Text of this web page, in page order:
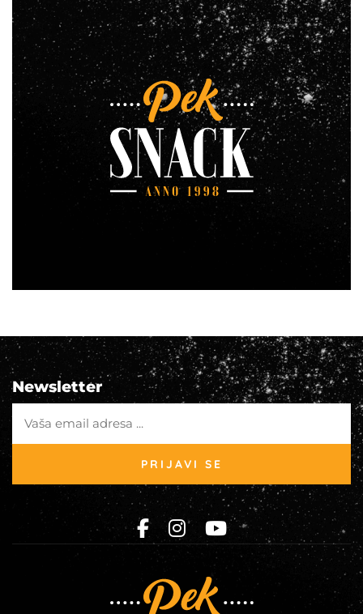
Newsletter
PRIJAVI SE